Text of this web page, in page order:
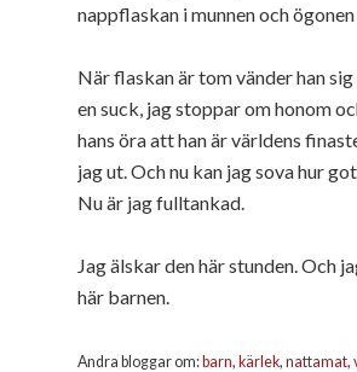
nappflaskan i munnen och ögonen
När flaskan är tom vänder han
en suck, jag stoppar om honom
hans öra att han är världens
jag ut. Och nu kan jag sova hur
Nu är jag fulltankad.
Jag älskar den här stunden. Och
här barnen.
Andra bloggar om:barn, kärlek, nattamat,